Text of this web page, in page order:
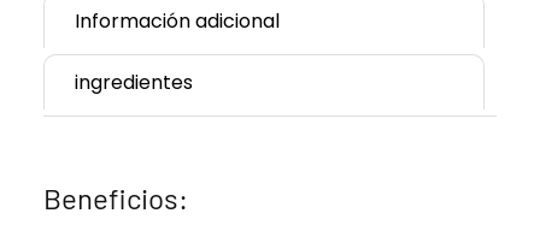
Información adicional
ingredientes
Beneficios: